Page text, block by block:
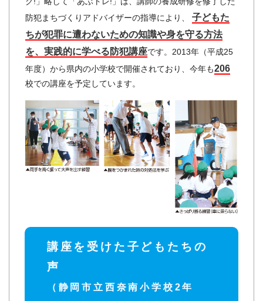
防犯まちづくりアドバイザーの指導により、 子どもた
ちが犯罪に遭わないための知識や身を守る方法
を、実践的に学べる防犯講座です。2013年（平成25
年度）から県内の小学校で開催されており、今年も206
校での講座を予定しています。
講座を受けた子どもたちの
声
（静岡市立西奈南小学校2年